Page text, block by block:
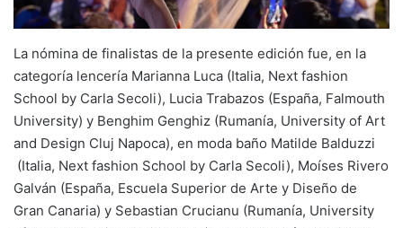
La nómina de finalistas de la presente edición fue, en la
categoría lencería Marianna Luca (Italia, Next fashion
School by Carla Secoli), Lucia Trabazos (España, Falmouth
University) y Benghim Genghiz (Rumanía, University of Art
and Design Cluj Napoca), en moda baño Matilde Balduzzi
(Italia, Next fashion School by Carla Secoli), Moíses Rivero
Galván (España, Escuela Superior de Arte y Diseño de
Gran Canaria) y Sebastian Crucianu (Rumanía, University